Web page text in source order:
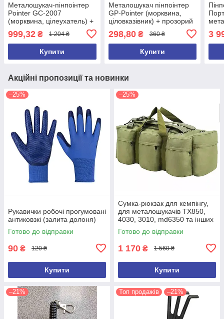
Металошукач-пінпоінтер
Рointer GC-2007
(морквина, цілеухатель) +
999,32 ₴ 1 204 ₴
Купити
Металошукач пінпоінтер
GP-Pointer (морквина,
ціловказівник) + прозорий
298,80₴ 360 ₴
Купити
3
Акційні пропозиції та новинки
–25%
Рукавички робочі прогумовані
антиковзкі (залита долоня)
Готово до відправки
90 ₴ 120 ₴
Купити
–25%
Сумка-рюкзак для кемпінгу,
для металошукачів TX850,
4030, 3010, md6350 та інших
(ємність 100 л)
Готово до відправки
1 170 ₴ 1 560 ₴
Купити
–21% Топ продажів –21%